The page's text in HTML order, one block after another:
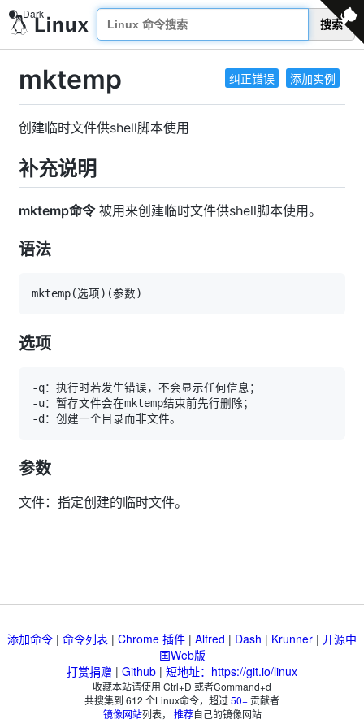
搜索
纠正错误 添加实例
mktemp
创建临时文件供shell脚本使用
补充说明
mktemp命令被用来创建临时文件供shell脚本使用。
语法
mktemp(选项) (参数)
选项
参数
文件：指定创建的临时文件。
添加命令 | 命令列表 | Chrome 插件 | Alfred | Dash | Krunner | 开源中
国Web版
打赏捐赠 | Github | 短地址：https://git.io/linux
收藏本站请使用 Ctrl+D 或者Command+d
共搜集到 612 个Linux命令，超过50+贡献者
镜像网站列表， 推荐自己的镜像网站